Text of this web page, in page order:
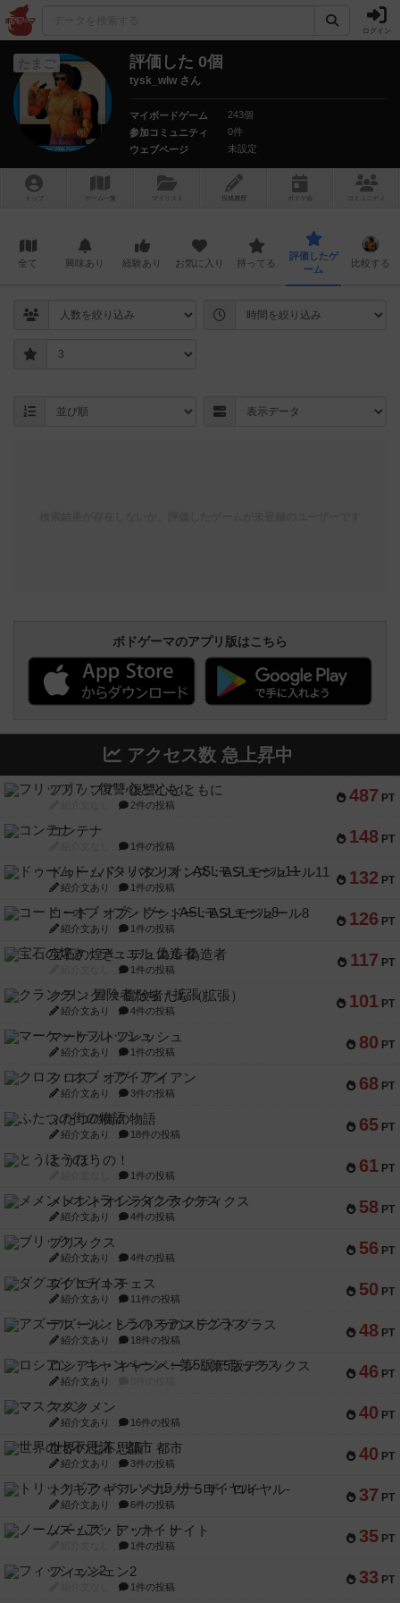
ログイン
たまご 評価した 0個
tysk_wlw さん
マイボードゲーム
243個
参加コミュニティ
0件
ウェブページ
未設定
トップ ゲーム一覧 マイリスト 投稿履歴 ボ ドゲ コミュニティ
全て 興味あり 経験あり お気に入り 持ってる
評価したゲ
ーム
比較する
ボドゲーマのアプリ版はこちら
アクセス数 急上昇中
487 PT
フリップ７：復讐心とともに
2件の投稿
148 PT
コンテナ
1件の投稿
132 PT
ドゥームド・バタリオンズ：ASLモジュール11
紹介文あり 1件の投稿
126 PT
コード・オブ・ブシドー：ASLモジュール8
紹介文あり 1件の投稿
117 PT
宝石の煌き：デュエル 偽造者
1件の投稿
101 PT
クランク! ：冒険者たち（拡張）
紹介文あり 4件の投稿
80 PT
マーケットフレッシュ
紹介文あり 1件の投稿
68 PT
クロス・オブ・アイアン
紹介文あり 3件の投稿
65 PT
ふたつの街の物語
紹介文あり 18件の投稿
61 PT
とうほうの！
1件の投稿
58 PT
メメントオンラインタクティクス
紹介文あり 4件の投稿
56 PT
ブリックス
紹介文あり 4件の投稿
50 PT
ダグエイトチェス
紹介文あり 11件の投稿
48 PT
アズール：シントラのステンドグラス
紹介文あり 18件の投稿
46 PT
ロシアン・キャンペーン：第5版デラックス
紹介文あり
40 PT
マスクメン
紹介文あり 16件の投稿
40 PT
世界の七不思議：都市
紹介文あり 3件の投稿
37 PT
トリックギア - ペルソナ5 ザ・ロイヤル-
紹介文あり 6件の投稿
35 PT
ノームズ・アット・ナイト
1件の投稿
33 PT
フィッシェン2
1件の投稿